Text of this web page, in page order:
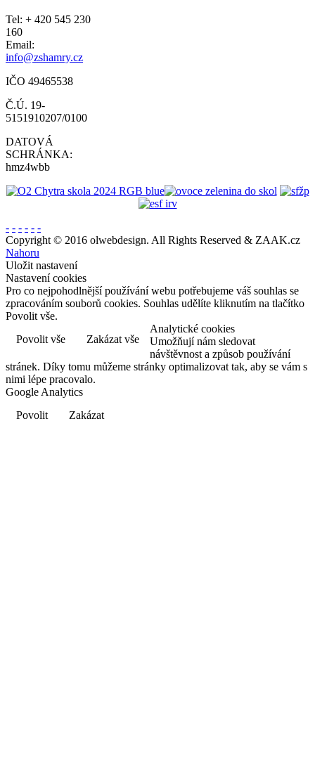
Tel: + 420 545 230
160
Email:
info@zshamry.cz
IČO 49465538
Č.Ú. 19-
5151910207/0100
DATOVÁ
SCHRÁNKA:
hmz4wbb
- - - - - -
Copyright © 2016 olwebdesign. All Rights Reserved & ZAAK.cz
Nahoru
Uložit nastavení
Nastavení cookies
Pro co nejpohodlnější používání webu potřebujeme váš souhlas se
zpracováním souborů cookies. Souhlas udělíte kliknutím na tlačítko
Povolit vše.
Povolit vše
Zakázat vše
Analytické cookies
Umožňují nám sledovat
návštěvnost a způsob používání
stránek. Díky tomu můžeme stránky optimalizovat tak, aby se vám s
nimi lépe pracovalo.
Google Analytics
Povolit
Zakázat